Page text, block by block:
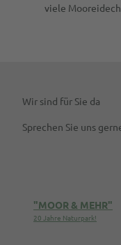
viele
Wir sind für Sie da
Sprechen Sie uns
"MOOR & MEHR"
20 Jahre Naturpark!